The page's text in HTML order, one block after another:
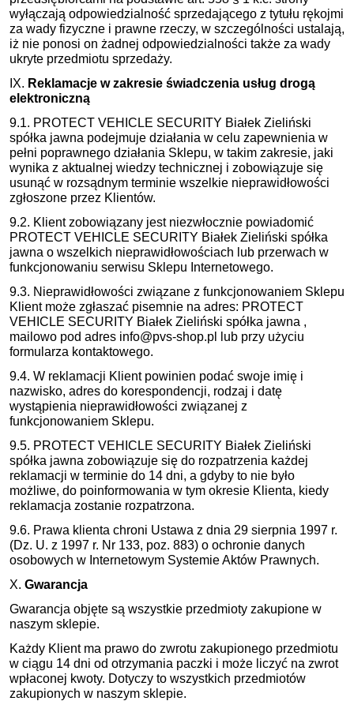
wyłączają odpowiedzialność sprzedającego z tytułu rękojmi
za wady fizyczne i prawne rzeczy, w szczególności ustalają,
iż nie ponosi on żadnej odpowiedzialności także za wady
ukryte przedmiotu sprzedaży.
IX. Reklamacje w zakresie świadczenia usług drogą
elektroniczną
9.1. PROTECT VEHICLE SECURITY Białek Zieliński
spółka jawna podejmuje działania w celu zapewnienia w
pełni poprawnego działania Sklepu, w takim zakresie, jaki
wynika z aktualnej wiedzy technicznej i zobowiązuje się
usunąć w rozsądnym terminie wszelkie nieprawidłowości
zgłoszone przez Klientów.
9.2. Klient zobowiązany jest niezwłocznie powiadomić
PROTECT VEHICLE SECURITY Białek Zieliński spółka
jawna o wszelkich nieprawidłowościach lub przerwach w
funkcjonowaniu serwisu Sklepu Internetowego.
9.3. Nieprawidłowości związane z funkcjonowaniem Sklepu
Klient może zgłaszać pisemnie na adres: PROTECT
VEHICLE SECURITY Białek Zieliński spółka jawna ,
mailowo pod adres info@pvs-shop.pl lub przy użyciu
formularza kontaktowego.
9.4. W reklamacji Klient powinien podać swoje imię i
nazwisko, adres do korespondencji, rodzaj i datę
wystąpienia nieprawidłowości związanej z
funkcjonowaniem Sklepu.
9.5. PROTECT VEHICLE SECURITY Białek Zieliński
spółka jawna zobowiązuje się do rozpatrzenia każdej
reklamacji w terminie do 14 dni, a gdyby to nie było
możliwe, do poinformowania w tym okresie Klienta, kiedy
reklamacja zostanie rozpatrzona.
9.6. Prawa klienta chroni Ustawa z dnia 29 sierpnia 1997 r.
(Dz. U. z 1997 r. Nr 133, poz. 883) o ochronie danych
osobowych w Internetowym Systemie Aktów Prawnych.
X. Gwarancja
Gwarancja objęte są wszystkie przedmioty zakupione w
naszym sklepie.
Każdy Klient ma prawo do zwrotu zakupionego przedmiotu
w ciągu 14 dni od otrzymania paczki i może liczyć na zwrot
wpłaconej kwoty. Dotyczy to wszystkich przedmiotów
zakupionych w naszym sklepie.